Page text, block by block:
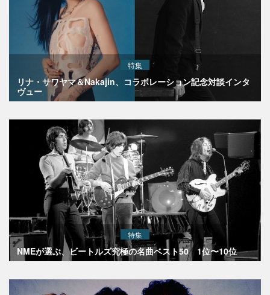
特集
リナ・サワヤマ＆Nakajin、コラボレーション記念対談インタ
ヴュー
特集
NMEが選ぶ、ビートルズ究極の名曲ベスト50 1位〜10位